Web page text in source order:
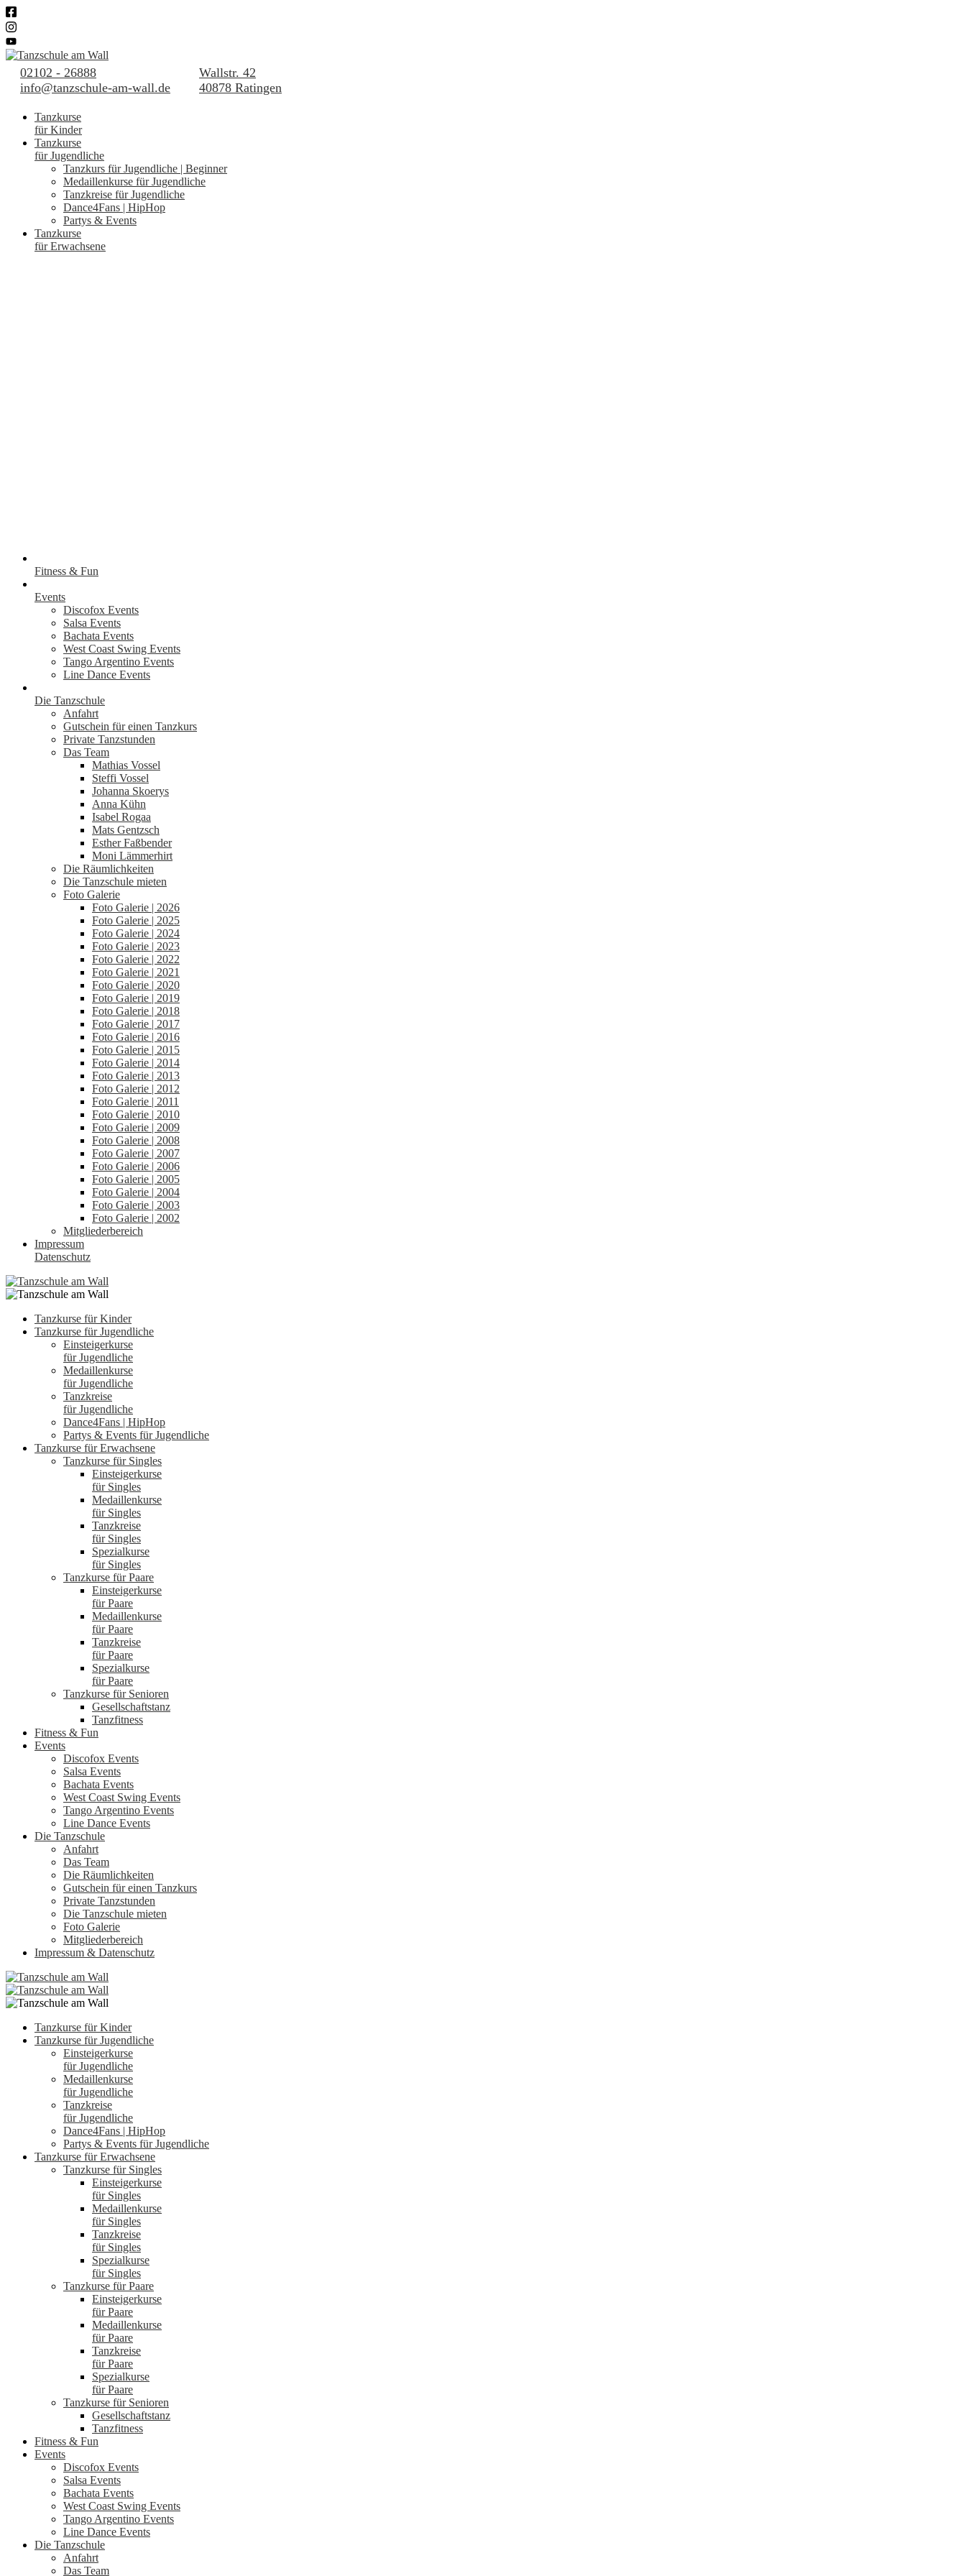
02102 - 26888
info@tanzschule-am-wall.de
Wallstr. 42
40878 Ratingen
Tanzkurse
für Kinder
Tanzkurse
für Jugendliche
Tanzkurs für Jugendliche | Beginner
Medaillenkurse für Jugendliche
Tanzkreise für Jugendliche
Dance4Fans | HipHop
Partys & Events
Tanzkurse
für Erwachsene
Fitness & Fun
Events
Discofox Events
Salsa Events
Bachata Events
West Coast Swing Events
Tango Argentino Events
Line Dance Events
Die Tanzschule
Anfahrt
Gutschein für einen Tanzkurs
Private Tanzstunden
Das Team
Mathias Vossel
Steffi Vossel
Johanna Skoerys
Anna Kühn
Isabel Rogaa
Mats Gentzsch
Esther Faßbender
Moni Lämmerhirt
Die Räumlichkeiten
Die Tanzschule mieten
Foto Galerie
Foto Galerie | 2026
Foto Galerie | 2025
Foto Galerie | 2024
Foto Galerie | 2023
Foto Galerie | 2022
Foto Galerie | 2021
Foto Galerie | 2020
Foto Galerie | 2019
Foto Galerie | 2018
Foto Galerie | 2017
Foto Galerie | 2016
Foto Galerie | 2015
Foto Galerie | 2014
Foto Galerie | 2013
Foto Galerie | 2012
Foto Galerie | 2011
Foto Galerie | 2010
Foto Galerie | 2009
Foto Galerie | 2008
Foto Galerie | 2007
Foto Galerie | 2006
Foto Galerie | 2005
Foto Galerie | 2004
Foto Galerie | 2003
Foto Galerie | 2002
Mitgliederbereich
Impressum
Datenschutz
Tanzkurse für Kinder
Tanzkurse für Jugendliche
Einsteigerkurse
für Jugendliche
Medaillenkurse
für Jugendliche
Tanzkreise
für Jugendliche
Dance4Fans | HipHop
Partys & Events für Jugendliche
Tanzkurse für Erwachsene
Tanzkurse für Singles
Einsteigerkurse
für Singles
Medaillenkurse
für Singles
Tanzkreise
für Singles
Spezialkurse
für Singles
Tanzkurse für Paare
Einsteigerkurse
für Paare
Medaillenkurse
für Paare
Tanzkreise
für Paare
Spezialkurse
für Paare
Tanzkurse für Senioren
Gesellschaftstanz
Tanzfitness
Fitness & Fun
Events
Discofox Events
Salsa Events
Bachata Events
West Coast Swing Events
Tango Argentino Events
Line Dance Events
Die Tanzschule
Anfahrt
Das Team
Die Räumlichkeiten
Gutschein für einen Tanzkurs
Private Tanzstunden
Die Tanzschule mieten
Foto Galerie
Mitgliederbereich
Impressum & Datenschutz
Tanzkurse für Kinder
Tanzkurse für Jugendliche
Einsteigerkurse
für Jugendliche
Medaillenkurse
für Jugendliche
Tanzkreise
für Jugendliche
Dance4Fans | HipHop
Partys & Events für Jugendliche
Tanzkurse für Erwachsene
Tanzkurse für Singles
Einsteigerkurse
für Singles
Medaillenkurse
für Singles
Tanzkreise
für Singles
Spezialkurse
für Singles
Tanzkurse für Paare
Einsteigerkurse
für Paare
Medaillenkurse
für Paare
Tanzkreise
für Paare
Spezialkurse
für Paare
Tanzkurse für Senioren
Gesellschaftstanz
Tanzfitness
Fitness & Fun
Events
Discofox Events
Salsa Events
Bachata Events
West Coast Swing Events
Tango Argentino Events
Line Dance Events
Die Tanzschule
Anfahrt
Das Team